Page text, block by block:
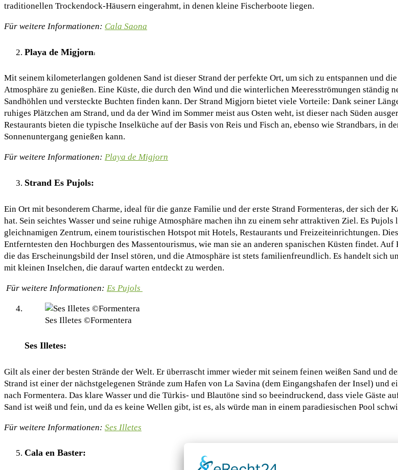
traditionellen Trockendock-Häusern eingerahmt, in denen kleine Fischerboote liegen.
Für weitere Informationen: Cala Saona
Playa de Migjorn:
Mit seinem kilometerlangen goldenen Sand ist dieser Strand der perfekte Ort, um sich zu entspannen und
Atmosphäre zu genießen. Eine Küste, die durch den Wind und die winterlichen Meeresströmungen ständig
Sandhöhlen und versteckte Buchten finden kann. Der Strand Migjorn bietet viele Vorteile: Dank seiner
ruhiges Plätzchen am Strand, und da der Wind im Sommer meist aus Osten weht, ist dieser nach Süden
Restaurants bieten die typische Inselküche auf der Basis von Reis und Fisch an, ebenso wie Strandbars, in
Sonnenuntergang genießen kann.
Für weitere Informationen: Playa de Migjorn
Strand Es Pujols:
Ein Ort mit besonderem Charme, ideal für die ganze Familie und der erste Strand Formenteras, der sich der
hat. Sein seichtes Wasser und seine ruhige Atmosphäre machen ihn zu einem sehr attraktiven Ziel. Es
gleichnamigen Zentrum, einem touristischen Hotspot mit Hotels, Restaurants und Freizeiteinrichtungen.
Entferntesten den Hochburgen des Massentourismus, wie man sie an anderen spanischen Küsten findet.
die das Erscheinungsbild der Insel stören, und die Atmosphäre ist stets familienfreundlich. Es handelt sich
mit kleinen Inselchen, die darauf warten entdeckt zu werden.
Für weitere Informationen: Es Pujols
Ses Illetes ©Formentera
Ses Illetes:
Gilt als einer der besten Strände der Welt. Er überrascht immer wieder mit seinem feinen weißen Sand und
Strand ist einer der nächstgelegenen Strände zum Hafen von La Savina (dem Eingangshafen der Insel) und
nach Formentera. Das klare Wasser und die Türkis- und Blautöne sind so beeindruckend, dass viele Gäste
Sand ist weiß und fein, und da es keine Wellen gibt, ist es, als würde man in einem paradiesischen Pool
Für weitere Informationen: Ses Illetes
Cala en Baster: